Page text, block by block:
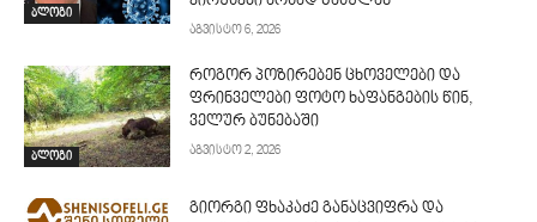
ბლოგი
აგვისტო 6, 2026
ბლოგი
როგორ პოზირებენ ცხოველები და
ფრინველები ფოტო ხაფანგების წინ,
ველურ ბუნებაში
აგვისტო 2, 2026
გიორგი ფხაკაძე განაცვიფრა და